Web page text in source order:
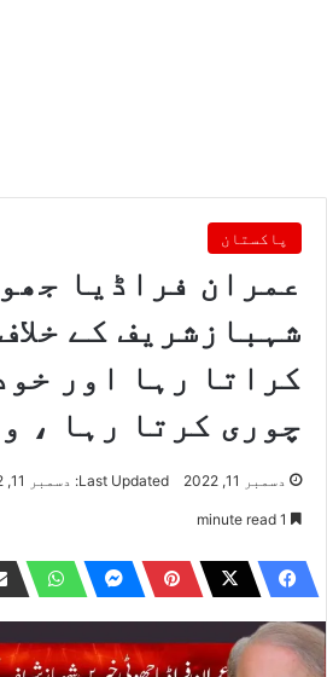
پاکستان
عمران فراڈیا
شہبازشریف کے
کراتا رہا اور
چوری کرتا رہا ،
دسمبر 11, 2022 Last Updated: دسمبر 11, 2022